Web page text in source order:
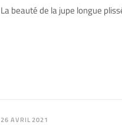
La beauté de la jupe longue
26 AVRIL 2021